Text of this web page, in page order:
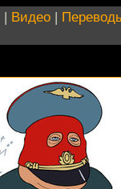
| Видео |